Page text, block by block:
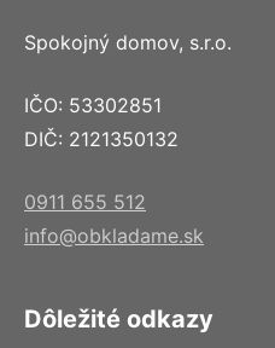
Spokojný domov, s.r.o.
IČO: 53302851
DIČ: 2121350132
0911 655 512
info@obkladame.sk
Dôležité odkazy